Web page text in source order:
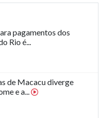
pagamentos dos
Rio é...
de Macacu diverge
e a...